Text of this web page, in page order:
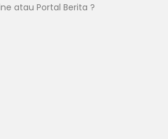
atau Portal Berita ?